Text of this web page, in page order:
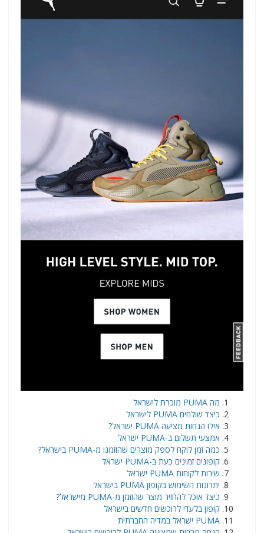
​מה PUMA מוכרת לישראל
כיצד שולחים PUMA לישראל
אילו הנחות מציעה PUMA ישראל?
אמצעי תשלום ב-PUMA ישראל
כמה זמן לוקח לספק מוצרים שהוזמנו מ-PUMA בישראל?
קופונים זמינים כעת ב-PUMA ישראל
שירות לקוחות PUMA ישראל
יתרונות השימוש בקופון PUMA בישראל
כיצד אוכל להחזיר מוצר שהוזמן מ-PUMA מישראל?
קופון בלעדי לרוכשים חדשים בישראל
PUMA ישראל במדיה החברתית